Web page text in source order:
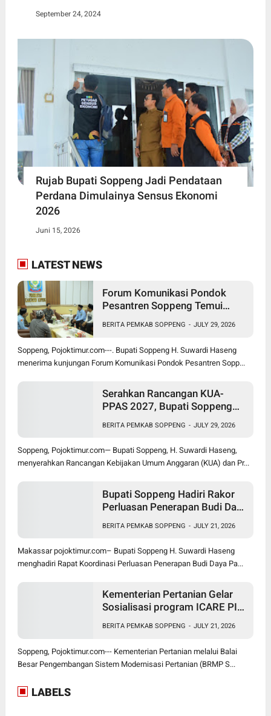
September 24, 2024
Rujab Bupati Soppeng Jadi Pendataan
Perdana Dimulainya Sensus Ekonomi
2026
Juni 15, 2026
LATEST NEWS
Forum Komunikasi Pondok
Pesantren Soppeng Temui
BERITA PEMKAB SOPPENG - JULY 29, 2026
Soppeng, Pojoktimur.com---. Bupati Soppeng H. Suwardi Haseng
menerima kunjungan Forum Komunikasi Pondok Pesantren Sopp...
Serahkan Rancangan KUA-
PPAS 2027, Bupati Soppeng
Tengah Tekanan Fiskal
BERITA PEMKAB SOPPENG - JULY 29, 2026
Soppeng, Pojoktimur.com— Bupati Soppeng, H. Suwardi Haseng,
menyerahkan Rancangan Kebijakan Umum Anggaran (KUA) dan Pr...
Bupati Soppeng Hadiri Rakor
Perluasan Penerapan Budi Daya
BERITA PEMKAB SOPPENG - JULY 21, 2026
Makassar pojoktimur.com– Bupati Soppeng H. Suwardi Haseng
menghadiri Rapat Koordinasi Perluasan Penerapan Budi Daya Pa...
Kementerian Pertanian Gelar
Sosialisasi program ICARE PIU
BERITA PEMKAB SOPPENG - JULY 21, 2026
Soppeng, Pojoktimur.com--- Kementerian Pertanian melalui Balai
Besar Pengembangan Sistem Modernisasi Pertanian (BRMP S...
LABELS